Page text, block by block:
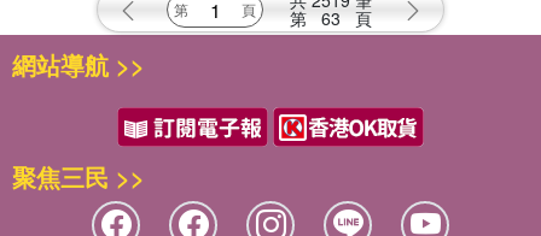
第 63 頁
網站導航 >>
聚焦三民 >>